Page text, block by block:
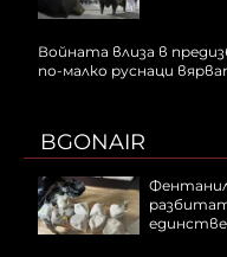
Войната влиза в
по-малко руснаци
BGONAIR